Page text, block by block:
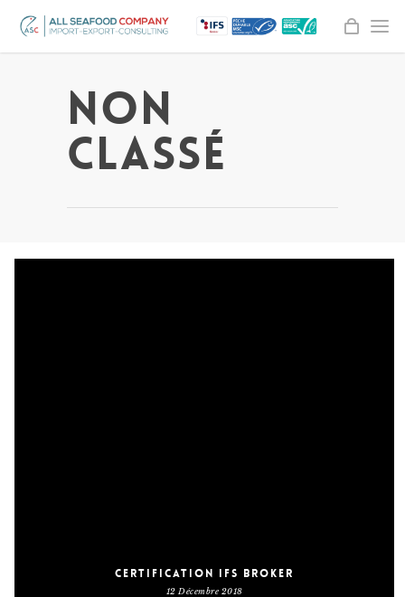
Non
classé
Certification IFS Broker
12 Décembre 2018